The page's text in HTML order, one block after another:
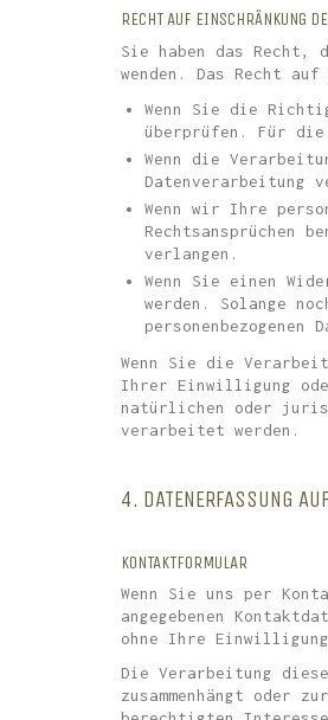
RECHT AUF EINSCHRÄNKUNG
Sie haben das Recht,
wenden. Das Recht
Wenn Sie die
überprüfen. Für die
Wenn die
Datenverarbeitung
Wenn wir Ihre
Rechtsansprüchen
verlangen.
Wenn Sie einen
werden. Solange
personenbezogenen
Wenn Sie die
Ihrer Einwilligung oder
natürlichen oder
verarbeitet werden.
4. DATENERFASSUNG
KONTAKTFORMULAR
Wenn Sie uns per
angegebenen
ohne Ihre
Die Verarbeitung
zusammenhängt